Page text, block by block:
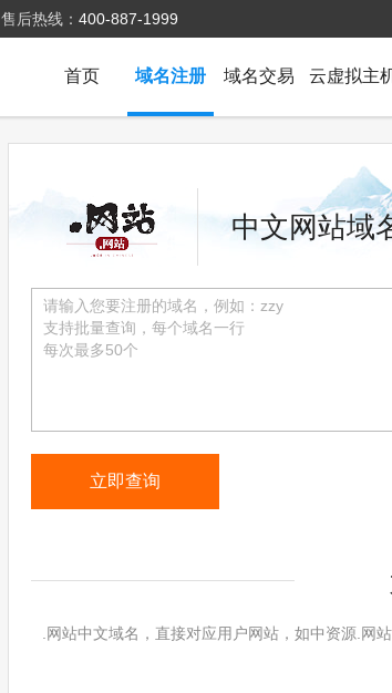
售后热线： 400-887-1999
云虚拟主
域名交易
域名注册
首页
中文网站域
.网站中文域名，直接对应用户网站，如中资源.网